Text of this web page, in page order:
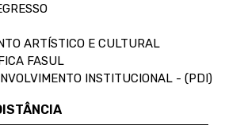
ARTÍSTICO E CULTURAL
FASUL
INSTITUCIONAL - (PDI)